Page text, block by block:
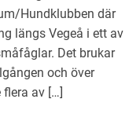
kärr – restaurering
Hundklubben där
längs Vegeå i ett av
Det brukar
och över
av […]